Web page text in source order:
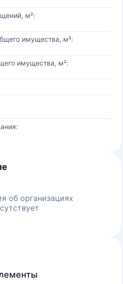
м²:
имущества, м²:
имущества, м²:
об организациях